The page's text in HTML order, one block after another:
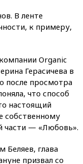
В ленте
к примеру,
Organic
Герасичева в
после просмотра
что способ
настоящий
собственному
части — «Любовь».
Беляев, глава
призвал со